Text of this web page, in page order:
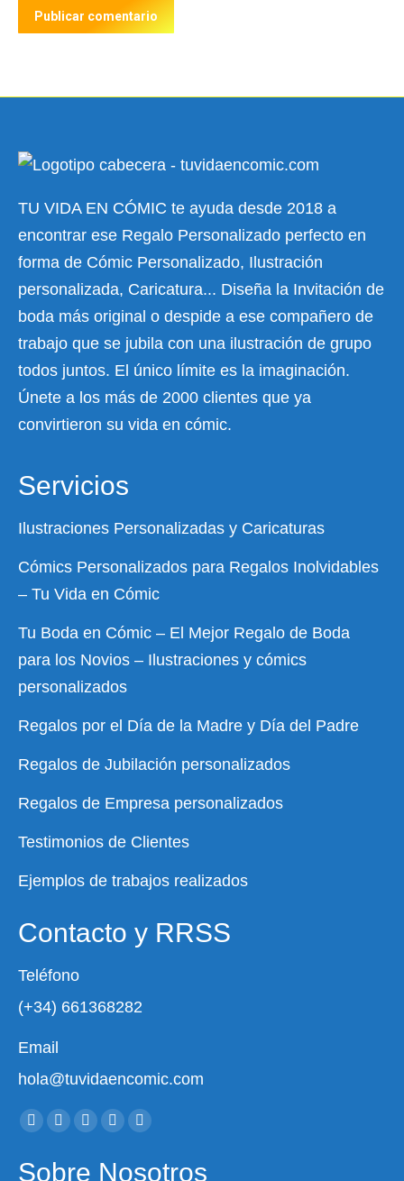
Publicar comentario
TU VIDA EN CÓMIC te ayuda desde 2018 a
encontrar ese Regalo Personalizado perfecto en
forma de Cómic Personalizado, Ilustración
personalizada, Caricatura... Diseña la Invitación de
boda más original o despide a ese compañero de
trabajo que se jubila con una ilustración de grupo
todos juntos. El único límite es la imaginación.
Únete a los más de 2000 clientes que ya
convirtieron su vida en cómic.
Servicios
Ilustraciones Personalizadas y Caricaturas
Cómics Personalizados para Regalos Inolvidables
– Tu Vida en Cómic
Tu Boda en Cómic – El Mejor Regalo de Boda
para los Novios – Ilustraciones y cómics
personalizados
Regalos por el Día de la Madre y Día del Padre
Regalos de Jubilación personalizados
Regalos de Empresa personalizados
Testimonios de Clientes
Ejemplos de trabajos realizados
Contacto y RRSS
Teléfono
(+34) 661368282
Email
hola@tuvidaencomic.com
Encuéntranos en:
Facebook
X
YouTube
Instagram
Whatsapp
Sobre Nosotros